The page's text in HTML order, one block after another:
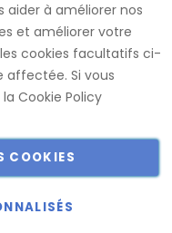
dans nos
le plus large choix
aider à améliorer nos
et améliorer votre
cookies facultatifs ci-
affectée. Si vous
Cookie Policy
COOKIES